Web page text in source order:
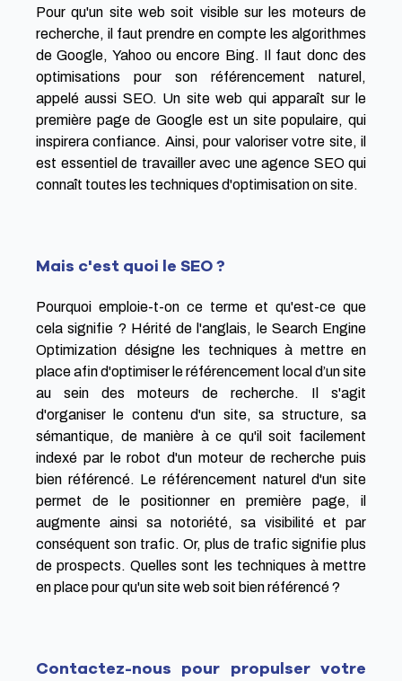
Pour qu'un site web soit visible sur les moteurs de
recherche, il faut prendre en compte les algorithmes
de Google, Yahoo ou encore Bing. Il faut donc des
optimisations pour son référencement naturel ,
appelé aussi SEO. Un site web qui apparaît sur le
première page de Google est un site populaire, qui
inspirera confiance. Ainsi, pour valoriser votre site, il
est essentiel de travailler avec une agence SEO qui
connaît toutes les techniques d'optimisation on site.
Mais c'est quoi le SEO ?
Pourquoi emploie-t-on ce terme et qu'est-ce que
cela signifie ? Hérité de l'anglais, le Search Engine
Optimization désigne les techniques à mettre en
place afin d'optimiser leréférencement local d’un site
au sein des moteurs de recherche. Il s'agit
d'organiser le contenu d'un site, sa structure, sa
sémantique, de manière à ce qu'il soit facilement
indexé par le robot d'un moteur de recherche puis
bien référencé. Le référencement naturel d'un site
permet de le positionner en première page, il
augmente ainsi sa notoriété, sa visibilité et par
conséquent son trafic. Or, plus de trafic signifie plus
de prospects. Quelles sont les techniques à mettre
en place pour qu'un site web soit bien référencé ?
Contactez-nous pour propulser votre